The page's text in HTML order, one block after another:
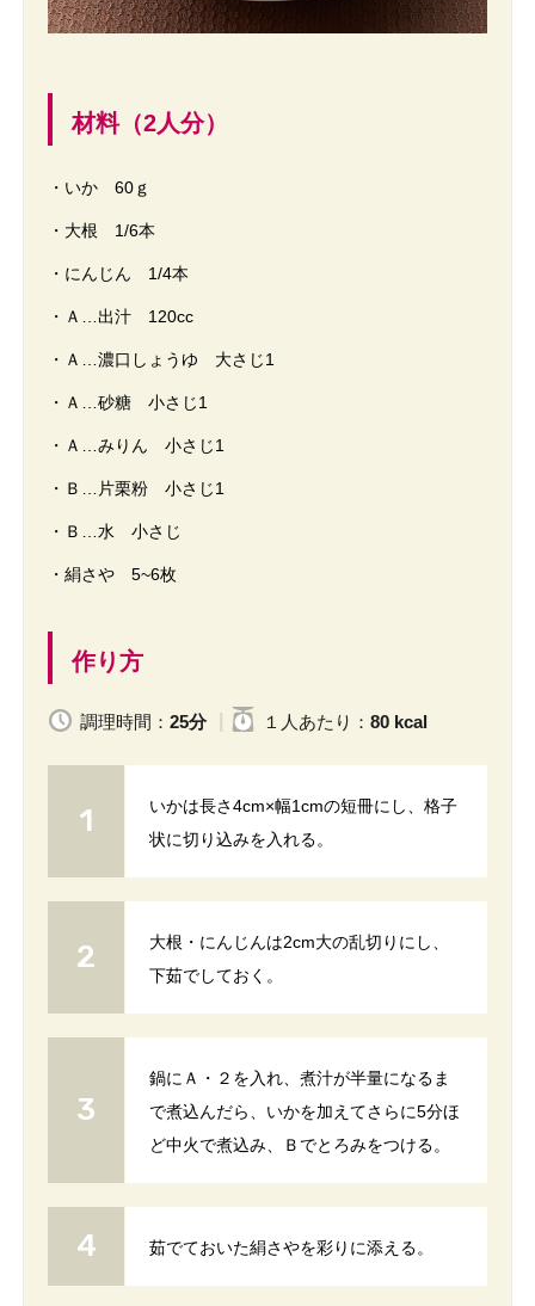
材料（2人分）
・いか 60ｇ
・大根 1/6本
・にんじん 1/4本
・Ａ…出汁 120cc
・Ａ…濃口しょうゆ 大さじ1
・Ａ…砂糖 小さじ1
・Ａ…みりん 小さじ1
・Ｂ…片栗粉 小さじ1
・Ｂ…水 小さじ
・絹さや 5~6枚
作り方
調理時間： 25分 １人 あたり ： 80 kcal
いかは長さ4cm×幅1cmの短冊にし、格子
状に切り込みを入れる。
大根・にんじんは2cm大の乱切りにし、
下茹でしておく。
鍋にＡ・２を入れ、煮汁が半量になるま
で煮込んだら、いかを加えてさらに5分ほ
ど中火で煮込み、Ｂでとろみをつける。
茹でておいた絹さやを彩りに添える。